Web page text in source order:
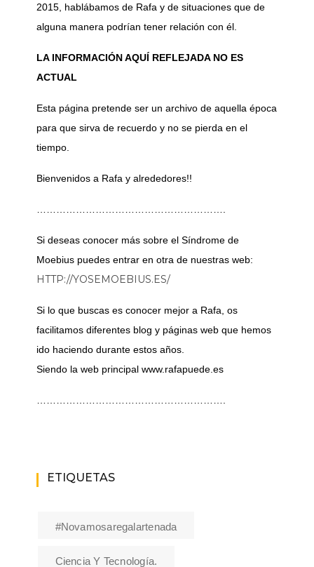
2015, hablábamos de Rafa y de situaciones que de
alguna manera podrían tener relación con él.
LA INFORMACIÓN AQUÍ REFLEJADA NO ES
ACTUAL
Esta página pretende ser un archivo de aquella época
para que sirva de recuerdo y no se pierda en el
tiempo.
Bienvenidos a Rafa y alrededores!!
Si deseas conocer más sobre el Síndrome de
Moebius puedes entrar en otra de nuestras web:
HTTP://YOSEMOEBIUS.ES/
Si lo que buscas es conocer mejor a Rafa, os
facilitamos diferentes blog y páginas web que hemos
ido haciendo durante estos años.
Siendo la web principal www.rafapuede.es
ETIQUETAS
#novamosaregalartenada
Ciencia Y Tecnología.